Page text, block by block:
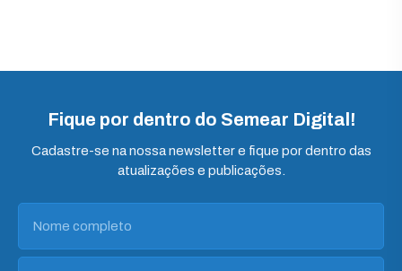
Fique por dentro do Semear Digital!
Cadastre-se na nossa newsletter e fique por dentro das
atualizações e publicações.